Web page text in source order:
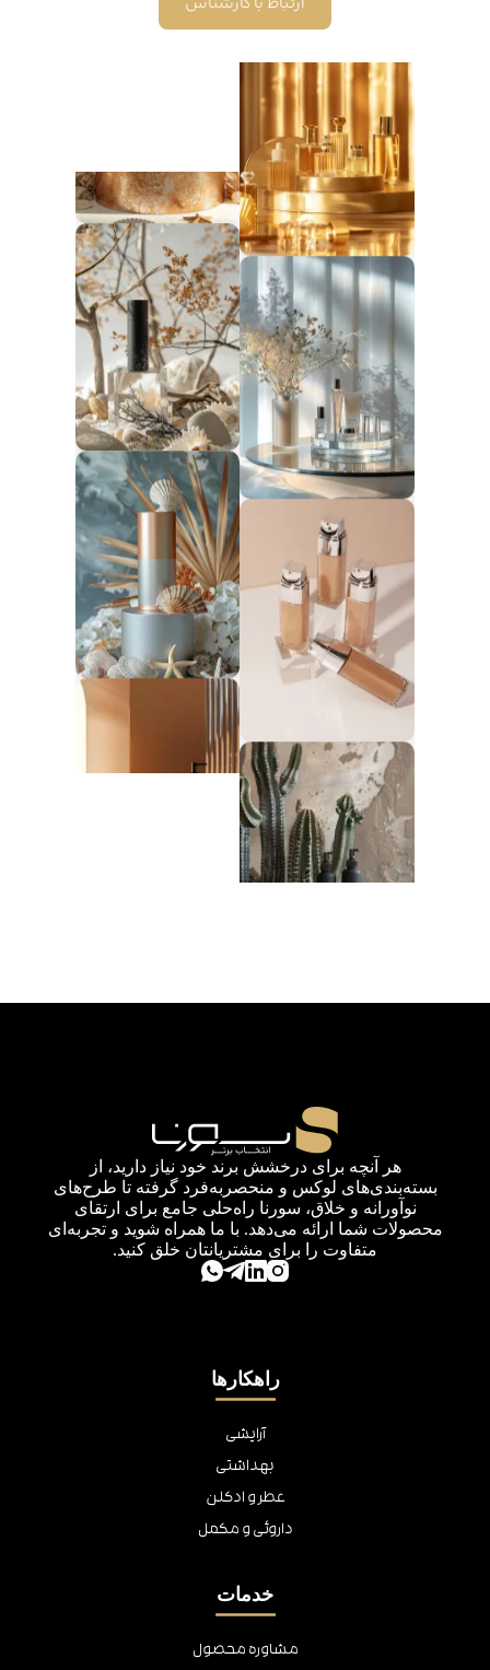
هر آنچه برای درخشش برند خود نیاز دارید، از
بسته‌بندی‌های لوکس و منحصربه‌فرد گرفته تا طرح‌های
نوآورانه و خلاق، سورنا راه‌حلی جامع برای ارتقای
محصولات شما ارائه می‌دهد. با ما همراه شوید و تجربه‌ای
متفاوت را برای مشتریانتان خلق کنید.
راهکارها
آرایشی
بهداشتی
عطر و ادکلن
داروئی و مکمل
خدمات
مشاوره محصول